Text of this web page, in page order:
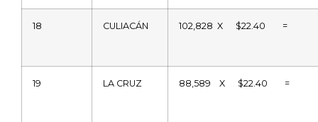
18 CULIACÁN 102,828 X $22.40 =
19 LA CRUZ 88,589 X $22.40 =